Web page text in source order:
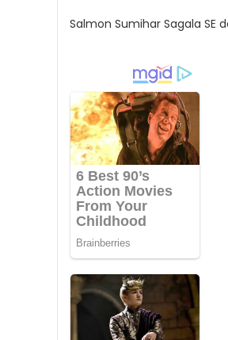
Salmon Sumihar Sagala SE